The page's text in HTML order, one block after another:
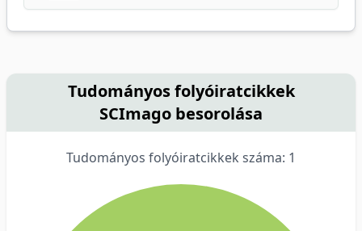
Tudományos folyóiratcikkek
SCImago besorolása
Tudományos folyóiratcikkek száma: 1